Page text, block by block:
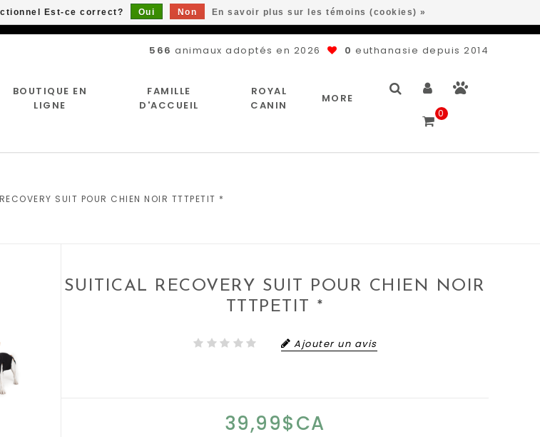
566 animaux adoptés en 2026 0 euthanasie depuis 2014
BOUTIQUE EN
LIGNE
FAMILLE
D'ACCUEIL
ROYAL
CANIN
MORE
0
SUIT POUR CHIEN NOIR TTTPETIT *
SUITICAL RECOVERY SUIT POUR CHIEN NOIR
TTTPETIT *
Ajouter un avis
39,99$CA
Est-ce correct? Oui Non En savoir plus sur les témoins (cookies) »
gratuite à partir de 89$*